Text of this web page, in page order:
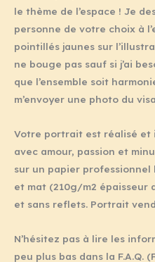
le thème de l’espace ! Je
personne de votre choix à
pointillés jaunes sur
ne bouge pas sauf si j’ai
que l’ensemble soit
m’envoyer une photo du
Votre portrait est réalisé et
avec amour, passion et
sur un papier
et mat (210g/m2 épaisseur
et sans reflets. Portrait
N’hésitez pas à lire les
peu plus bas dans la F.A.Q.